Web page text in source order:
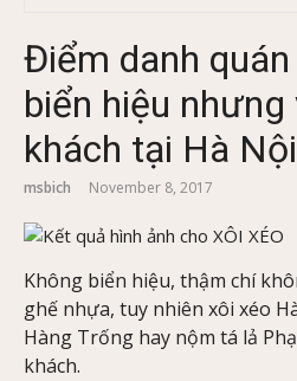
Điểm danh
biển hiệu nhưng
khách tại Hà Nội
msbich November 8, 2017
Không biển hiệu, thậm chí
ghế nhựa, tuy nhiên xôi xéo
Hàng Trống hay nộm tá lả
khách.